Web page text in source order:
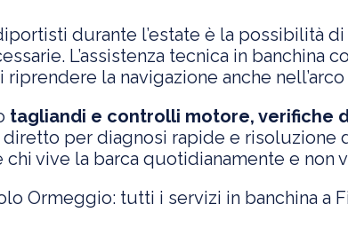
durante l’estate è la possibilità
L’assistenza tecnica in
la navigazione anche
tagliandi e controlli motore, verifiche
per diagnosi rapide e risoluzione
vive la barca quotidianamente e non
Ormeggio: tutti i servizi in banchina a